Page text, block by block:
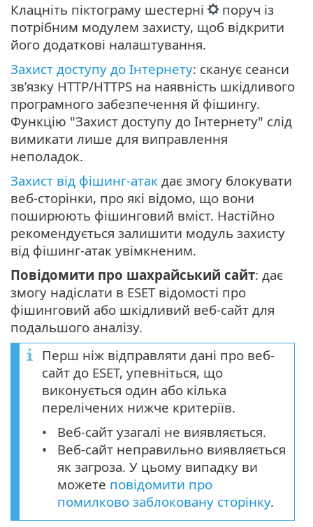
Клацніть піктограму шестерні
поруч із
потрібним модулем захисту, щоб відкрити
його додаткові налаштування.
Захист доступу до Інтернету: сканує сеанси
зв’язку HTTP/HTTPS на наявність шкідливого
програмного забезпечення й фішингу.
Функцію "Захист доступу до Інтернету" слід
вимикати лише для виправлення
неполадок.
Захист від фішинг-атак дає змогу блокувати
веб-сторінки, про які відомо, що вони
поширюють фішинговий вміст. Настійно
рекомендується залишити модуль захисту
від фішинг-атак увімкненим.
Повідомити про шахрайський сайт: дає
змогу надіслати в ESET відомості про
фішинговий або шкідливий веб-сайт для
подальшого аналізу.
Перш ніж відправляти дані про веб-
сайт до ESET, упевніться, що
виконується один або кілька
перелічених нижче критеріїв.
Веб-сайт узагалі не виявляється.
Веб-сайт неправильно виявляється
як загроза. У цьому випадку ви
можете повідомити про
помилково заблоковану сторінку.